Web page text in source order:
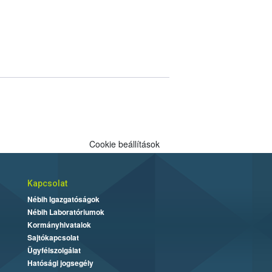
Cookie beállítások
Kapcsolat
Nébih Igazgatóságok
Nébih Laboratóriumok
Kormányhivatalok
Sajtókapcsolat
Ügyfélszolgálat
Hatósági jogsegély